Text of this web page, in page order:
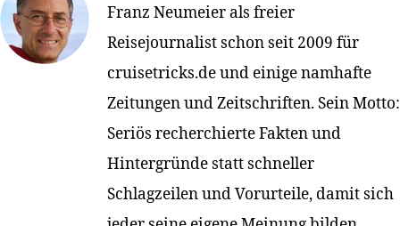
Franz Neumeier als freier
Reisejournalist schon seit 2009 für
cruisetricks.de und einige namhafte
Zeitungen und Zeitschriften. Sein Motto:
Seriös recherchierte Fakten und
Hintergründe statt schneller
Schlagzeilen und Vorurteile, damit sich